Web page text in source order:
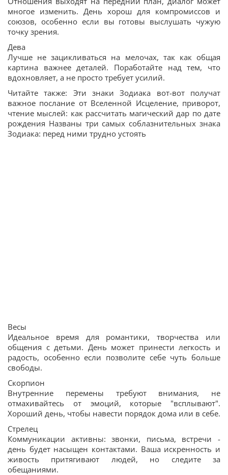
многое изменить. День хорош для компромиссов и
союзов, особенно если вы готовы выслушать чужую
точку зрения.
Дева
Лучше не зацикливаться на мелочах, так как общая
картина важнее деталей. Поработайте над тем, что
вдохновляет, а не просто требует усилий.
Читайте также: Эти знаки Зодиака вот-вот получат
важное послание от Вселенной Исцеление, приворот,
чтение мыслей: как рассчитать магический дар по дате
рождения Названы три самых соблазнительных знака
Зодиака: перед ними трудно устоять
Весы
Идеальное время для романтики, творчества или
общения с детьми. День может принести легкость и
радость, особенно если позволите себе чуть больше
свободы.
Скорпион
Внутренние перемены требуют внимания, не
отмахивайтесь от эмоций, которые "всплывают".
Хороший день, чтобы навести порядок дома или в себе.
Стрелец
Коммуникации активны: звонки, письма, встречи -
день будет насыщен контактами. Ваша искренность и
живость притягивают людей, но следите за
обещаниями.